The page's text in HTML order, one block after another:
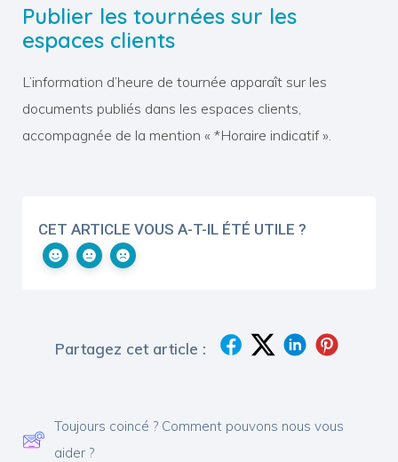
Publier les tournées sur les
espaces clients
L’information d’heure de tournée apparaît sur les
documents publiés dans les espaces clients,
accompagnée de la mention « *Horaire indicatif ».
CET ARTICLE VOUS A-T-IL ÉTÉ UTILE ?
Partagez cet article :
Toujours coincé ? Comment pouvons nous vous
aider ?